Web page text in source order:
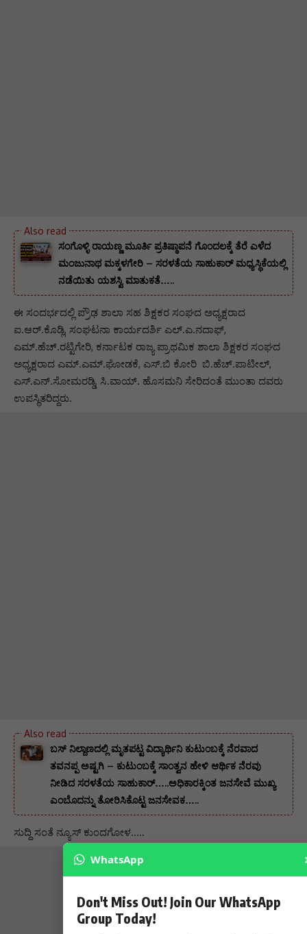
ಸಂಗೊಳ್ಳಿ ರಾಯಣ್ಣ ಮೂರ್ತಿ ಪ್ರತಿಷ್ಠಾಪನೆ ಗೊಂದಲಕ್ಕೆ ತೆರೆ ಎಳೆದ
ಮಂಜುನಾಥ ಮಕ್ಕಳಗೇರಿ – ಸರಳತೆಯ ಸಾಹುಕಾರ್ ಮಧ್ಯಸ್ಥಿಕೆಯಲ್ಲಿ
ನಡೆಯಿತು ಯಶಸ್ವಿ ಮಾತುಕತೆ…..
ಈ ಸಂದರ್ಭದಲ್ಲಿ ಪ್ರೌಢ ಶಾಲಾ ಸಹ ಶಿಕ್ಷಕರ ಸಂಘದ ಅಧ್ಯಕ್ಷರಾದ
ಐ.ಆರ್.ಕೊಡ್ಲಿ, ಸಂಘಟನಾ ಕಾರ್ಯದರ್ಶಿ ಎಲ್.ಎ.ನದಾಫ್,
ಎಮ್.ಹೆಚ್.ರಟ್ಟಿಗೇರಿ, ಕರ್ನಾಟಕ ರಾಜ್ಯ ಪ್ರಾಥಮಿಕ ಶಾಲಾ ಶಿಕ್ಷಕರ ಸಂಘದ
ಅಧ್ಯಕ್ಷರಾದ ಎಮ್.ಎಮ್.ಘೋಡಕೆ, ಎಸ್.ಬಿ ಕೋರಿ ಬಿ.ಹೆಚ್.ಪಾಟೀಲ್,
ಎಸ್.ಎನ್.ಸೋಮರಡ್ಡಿ, ಸಿ.ವಾಯ್. ಹೊಸಮನಿ ಸೇರಿದಂತೆ ಮುಂತಾ ದವರು
ಉಪಸ್ಥಿತರಿದ್ದರು.
ಬಸ್ ನಿಲ್ದಾಣದಲ್ಲಿ ಮೃತಪಟ್ಟ ವಿದ್ಯಾರ್ಥಿನಿ ಕುಟುಂಬಕ್ಕೆ ನೆರವಾದ
ತವನಪ್ಪ ಅಷ್ಟಗಿ – ಕುಟುಂಬಕ್ಕೆ ಸಾಂತ್ವನ ಹೇಳಿ ಆರ್ಥಿಕ ನೆರವು
ನೀಡಿದ ಸರಳತೆಯ ಸಾಹುಕಾರ್…..ಅಧಿಕಾರಕ್ಕಿಂತ ಜನಸೇವೆ ಮುಖ್ಯ
ಎಂಬೊದನ್ನು ತೋರಿಸಿಕೊಟ್ಟ ಜನಸೇವಕ…..
ಸುದ್ದಿ ಸಂತೆ ನ್ಯೂಸ್ ಕುಂದಗೋಳ…..
WhatsApp
Don't Miss Out! Join Our WhatsApp
Group Today!